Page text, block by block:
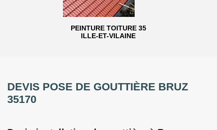
PEINTURE TOITURE 35
ILLE-ET-VILAINE
DEVIS POSE DE GOUTTIÈRE BRUZ
35170